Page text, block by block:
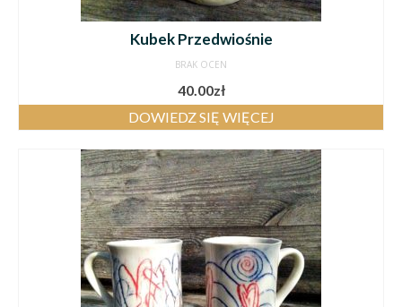
Kubek Przedwiośnie
BRAK OCEN
40.00zł
DOWIEDZ SIĘ WIĘCEJ